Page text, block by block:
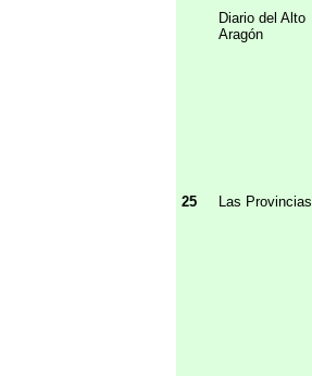
Diario del Alto
Aragón
25 Las Provincias